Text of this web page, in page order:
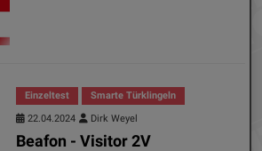
Einzeltest
Smarte Türklingeln
22.04.2024
Dirk Weyel
Beafon - Visitor 2V